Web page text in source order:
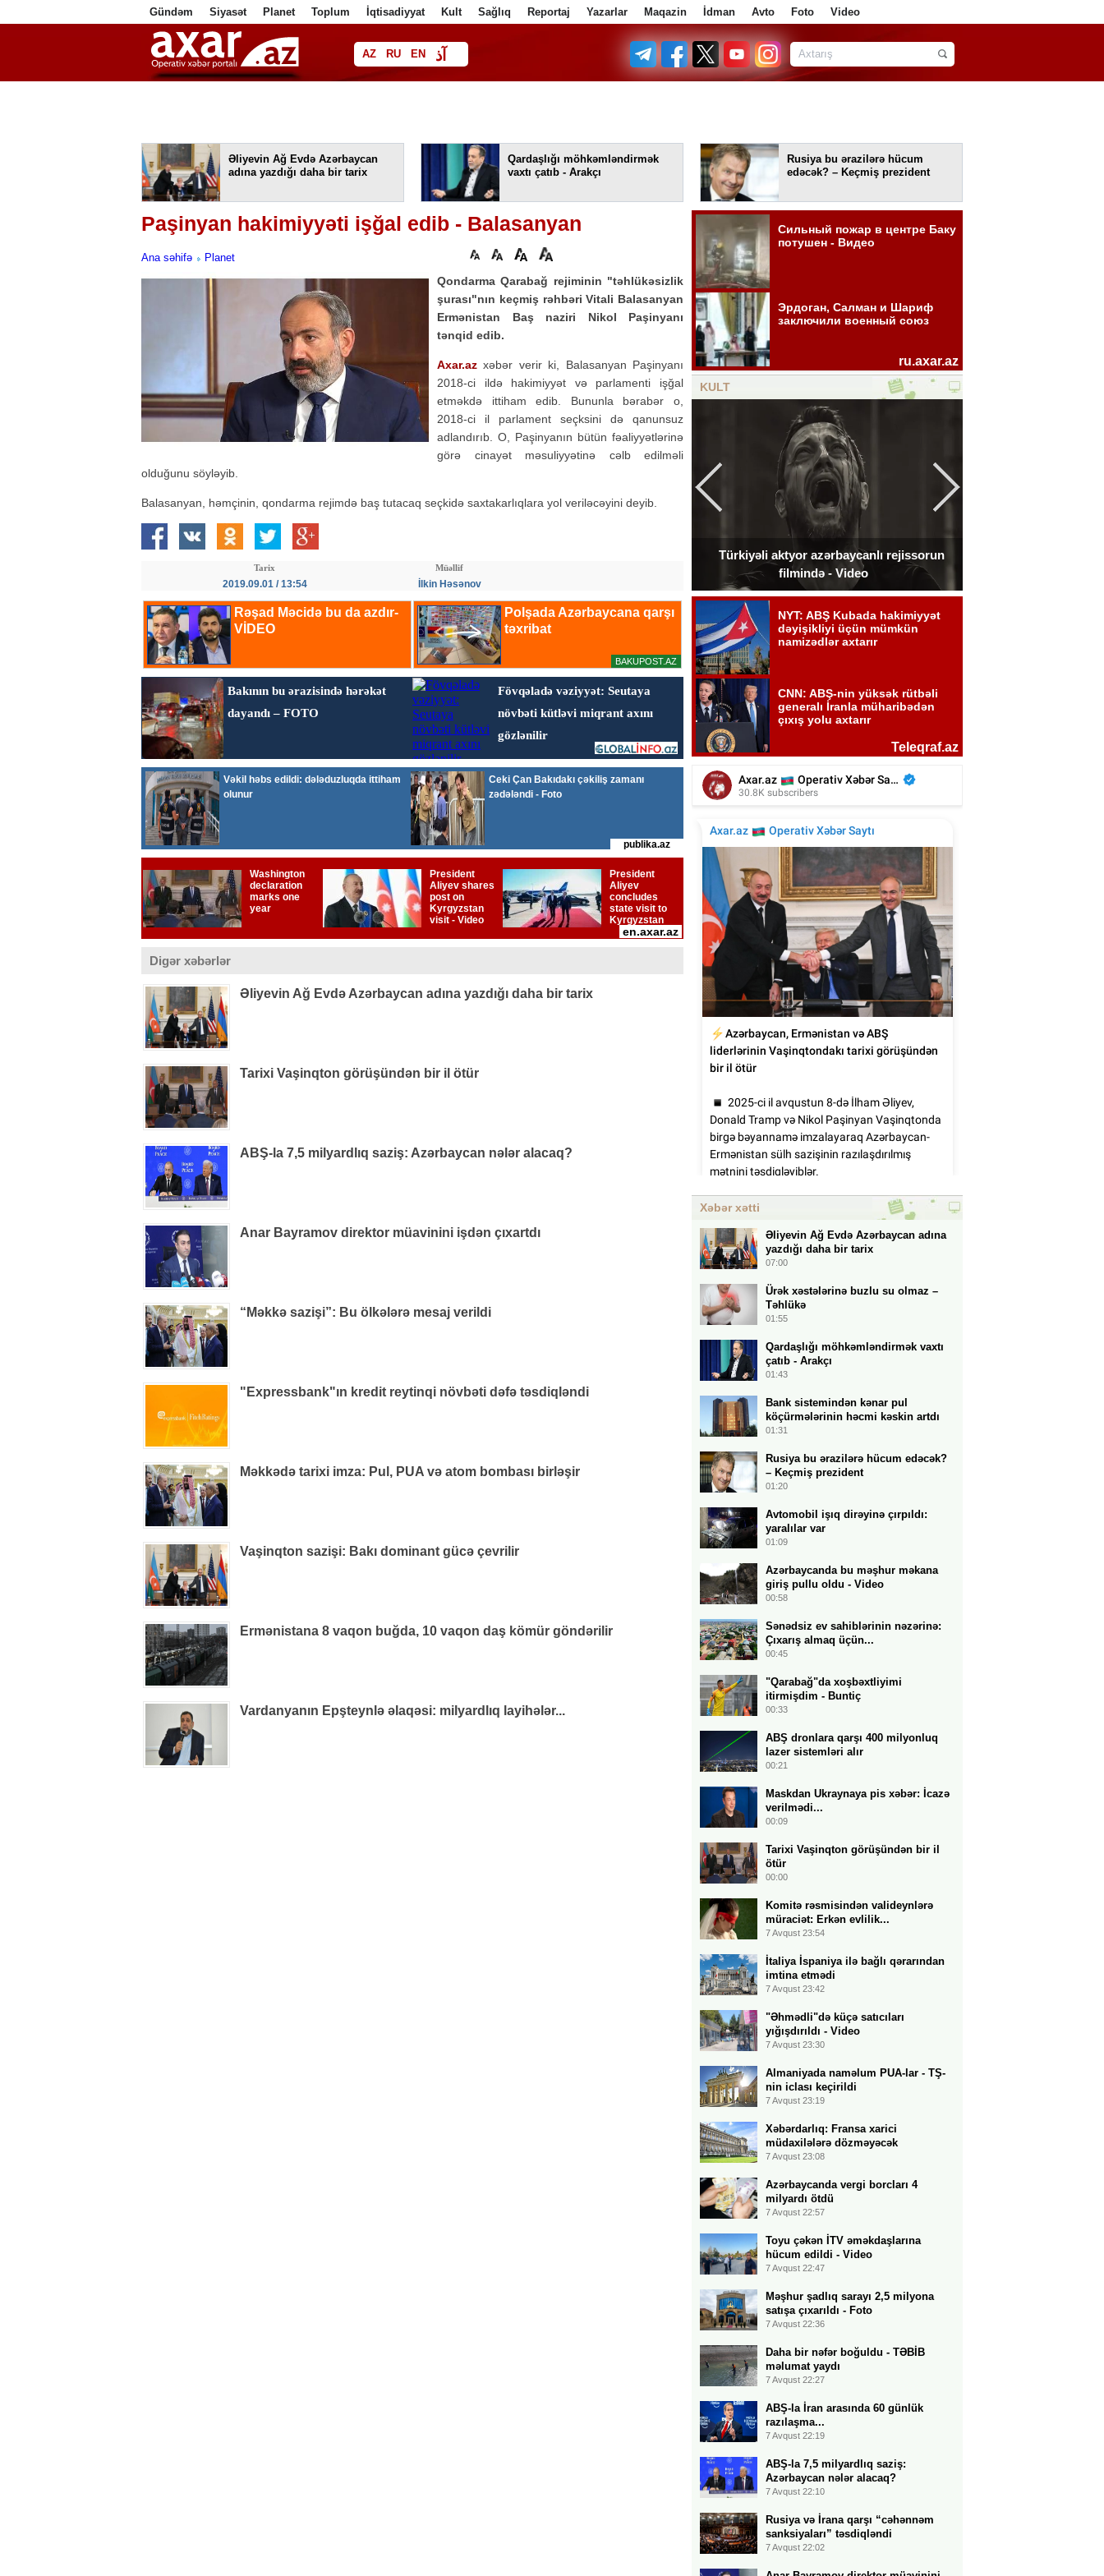
Gündəm Siyasət Planet Toplum İqtisadiyyat Kult Sağlıq Reportaj Yazarlar Maqazin İdman Avto Foto Video
AZ RU EN آذ
فا
Əliyevin Ağ Evdə Azərbaycan
adına yazdığı daha bir tarix
Qardaşlığı möhkəmləndirmək
vaxtı çatıb - Arakçı
Rusiya bu ərazilərə hücum
edəcək? – Keçmiş prezident
Paşinyan hakimiyyəti işğal edib - Balasanyan
Ana səhifə Planet
Qondarma Qarabağ rejiminin "təhlükəsizlik
şurası"nın keçmiş rəhbəri Vitali Balasanyan
Ermənistan Baş naziri Nikol Paşinyanı
tənqid edib.
Axar.az xəbər verir ki, Balasanyan Paşinyanı
2018-ci ildə hakimiyyət və parlamenti işğal
etməkdə ittiham edib. Bununla bərabər o,
2018-ci il parlament seçksini də qanunsuz
adlandırıb. O, Paşinyanın bütün fəaliyyətlərinə
görə cinayət məsuliyyətinə cəlb edilməli
olduğunu söyləyib.
Balasanyan, həmçinin, qondarma rejimdə baş tutacaq seçkidə saxtakarlıqlara yol veriləcəyini deyib.
Tarix
2019.09.01 / 13:54
Müəllif
İlkin Həsənov
Digər xəbərlər
Əliyevin Ağ Evdə Azərbaycan adına yazdığı daha bir tarix
Tarixi Vaşinqton görüşündən bir il ötür
ABŞ-la 7,5 milyardlıq saziş: Azərbaycan nələr alacaq?
Anar Bayramov direktor müavinini işdən çıxartdı
“Məkkə sazişi”: Bu ölkələrə mesaj verildi
"Expressbank"ın kredit reytinqi növbəti dəfə təsdiqləndi
Məkkədə tarixi imza: Pul, PUA və atom bombası birləşir
Vaşinqton sazişi: Bakı dominant gücə çevrilir
Ermənistana 8 vaqon buğda, 10 vaqon daş kömür göndərilir
Vardanyanın Epşteynlə əlaqəsi: milyardlıq layihələr...
KULT
Tanınmış aşığın nəvəsi faciəvi şəkildə öldü
Türkiyəli aktyor azərbaycanlı rejissorun
filmində - Video
Tanınmış aşığın nəvəsi faciəvi şəkildə öldü
Türkiyəli aktyor azərbaycanlı rejissorun
Xəbər xətti
Əliyevin Ağ Evdə Azərbaycan adına
yazdığı daha bir tarix
07:00
Ürək xəstələrinə buzlu su olmaz –
Təhlükə
01:55
Qardaşlığı möhkəmləndirmək vaxtı
çatıb - Arakçı
01:43
Bank sistemindən kənar pul
köçürmələrinin həcmi kəskin artdı
01:31
Rusiya bu ərazilərə hücum edəcək?
– Keçmiş prezident
01:20
Avtomobil işıq dirəyinə çırpıldı:
yaralılar var
01:09
Azərbaycanda bu məşhur məkana
giriş pullu oldu - Video
00:58
Sənədsiz ev sahiblərinin nəzərinə:
Çıxarış almaq üçün...
00:45
"Qarabağ"da xoşbəxtliyimi
itirmişdim - Buntiç
00:33
ABŞ dronlara qarşı 400 milyonluq
lazer sistemləri alır
00:21
Maskdan Ukraynaya pis xəbər: İcazə
verilmədi...
00:09
Tarixi Vaşinqton görüşündən bir il
ötür
00:00
Komitə rəsmisindən valideynlərə
müraciət: Erkən evlilik...
7 Avqust 23:54
İtaliya İspaniya ilə bağlı qərarından
imtina etmədi
7 Avqust 23:42
"Əhmədli"də küçə satıcıları
yığışdırıldı - Video
7 Avqust 23:30
Almaniyada naməlum PUA-lar - TŞ-
nin iclası keçirildi
7 Avqust 23:19
Xəbərdarlıq: Fransa xarici
müdaxilələrə dözməyəcək
7 Avqust 23:08
Azərbaycanda vergi borcları 4
milyardı ötdü
7 Avqust 22:57
Toyu çəkən İTV əməkdaşlarına
hücum edildi - Video
7 Avqust 22:47
Məşhur şadlıq sarayı 2,5 milyona
satışa çıxarıldı - Foto
7 Avqust 22:36
Daha bir nəfər boğuldu - TƏBİB
məlumat yaydı
7 Avqust 22:27
ABŞ-la İran arasında 60 günlük
razılaşma...
7 Avqust 22:19
ABŞ-la 7,5 milyardlıq saziş:
Azərbaycan nələr alacaq?
7 Avqust 22:10
Rusiya və İrana qarşı “cəhənnəm
sanksiyaları” təsdiqləndi
7 Avqust 22:02